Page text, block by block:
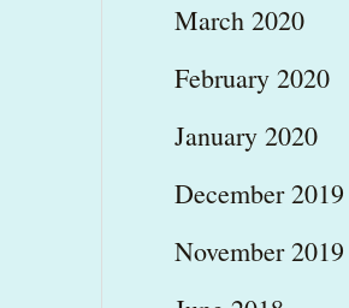
March 2020
February 2020
January 2020
December 2019
November 2019